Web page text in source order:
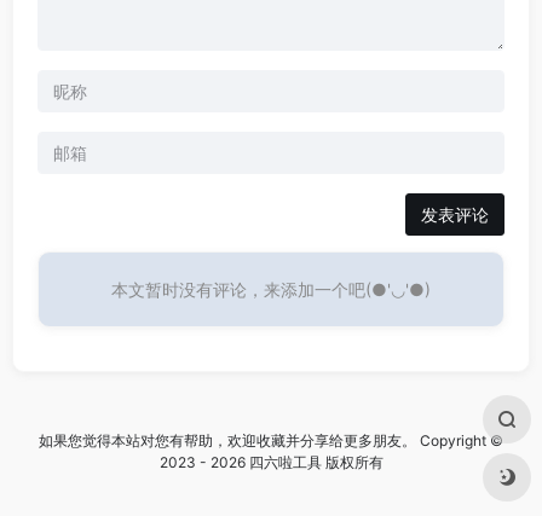
发表评论
本文暂时没有评论，来添加一个吧(●'◡'●)
如果您觉得本站对您有帮助，欢迎收藏并分享给更多朋友。 Copyright ©
2023 - 2026 四六啦工具 版权所有